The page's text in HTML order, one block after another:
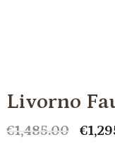
Livorno
€1,485.00 €